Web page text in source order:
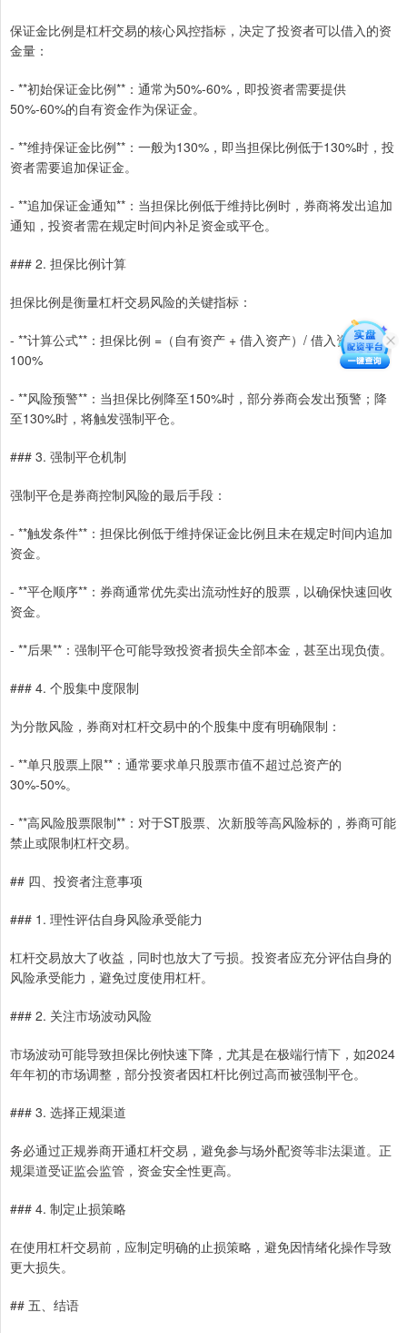
保证金比例是杠杆交易的核心风控指标，决定了投资者可以借入的资
金量：
- **初始保证金比例**：通常为50%-60%，即投资者需要提供
50%-60%的自有资金作为保证金。
- **维持保证金比例**：一般为130%，即当担保比例低于130%时，投
资者需要追加保证金。
- **追加保证金通知**：当担保比例低于维持比例时，券商将发出追加
通知，投资者需在规定时间内补足资金或平仓。
### 2. 担保比例计算
担保比例是衡量杠杆交易风险的关键指标：
- **计算公式**：担保比例 =（自有资产 + 借入资产）/ 借入资产 ×
100%
- **风险预警**：当担保比例降至150%时，部分券商会发出预警；降
至130%时，将触发强制平仓。
### 3. 强制平仓机制
强制平仓是券商控制风险的最后手段：
- **触发条件**：担保比例低于维持保证金比例且未在规定时间内追加
资金。
- **平仓顺序**：券商通常优先卖出流动性好的股票，以确保快速回收
资金。
- **后果**：强制平仓可能导致投资者损失全部本金，甚至出现负债。
### 4. 个股集中度限制
为分散风险，券商对杠杆交易中的个股集中度有明确限制：
- **单只股票上限**：通常要求单只股票市值不超过总资产的
30%-50%。
- **高风险股票限制**：对于ST股票、次新股等高风险标的，券商可能
禁止或限制杠杆交易。
## 四、投资者注意事项
### 1. 理性评估自身风险承受能力
杠杆交易放大了收益，同时也放大了亏损。投资者应充分评估自身的
风险承受能力，避免过度使用杠杆。
### 2. 关注市场波动风险
市场波动可能导致担保比例快速下降，尤其是在极端行情下，如2024
年年初的市场调整，部分投资者因杠杆比例过高而被强制平仓。
### 3. 选择正规渠道
务必通过正规券商开通杠杆交易，避免参与场外配资等非法渠道。正
规渠道受证监会监管，资金安全性更高。
### 4. 制定止损策略
在使用杠杆交易前，应制定明确的止损策略，避免因情绪化操作导致
更大损失。
## 五、结语